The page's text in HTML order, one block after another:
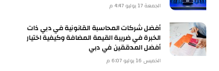
الجمعة 17 يوليو 4:47 م
أفضل شركات المحاسبة القانونية في دبي ذات
الخبرة في ضريبة القيمة المضافة وكيفية اختيار
أفضل المدققين في دبي
الخميس 16 يوليو 6:07 م